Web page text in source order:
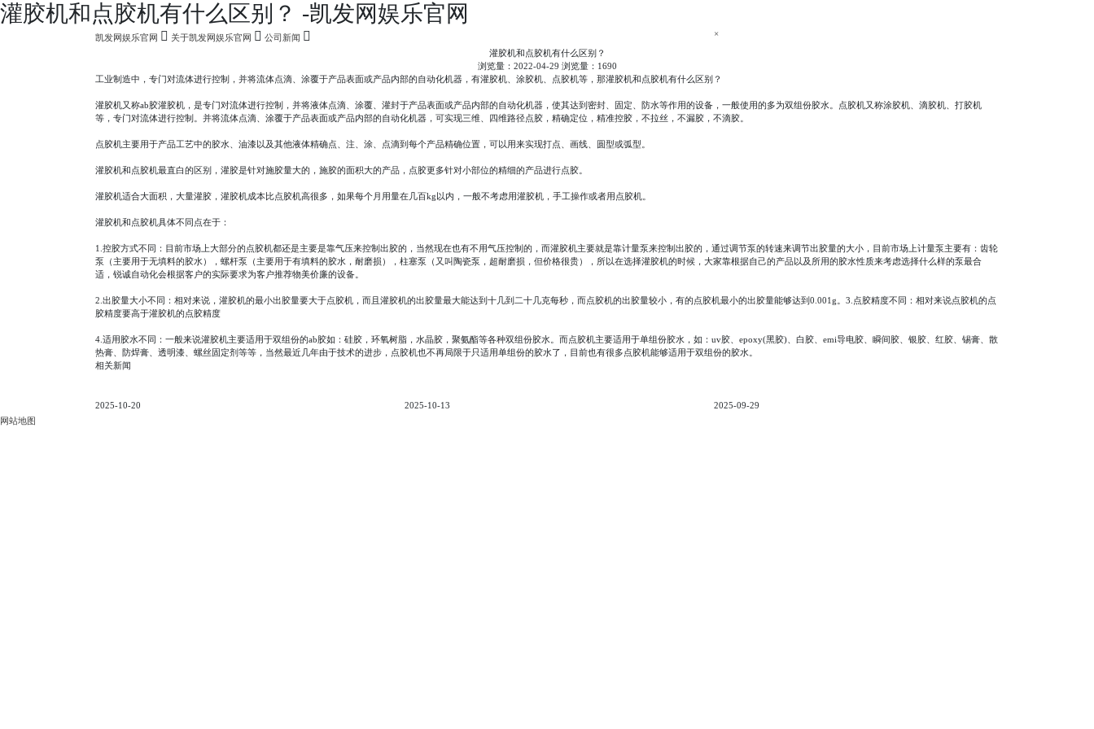
灌胶机和点胶机有什么区别？ -凯发网娱乐官网
凯发网娱乐官网 关于凯发网娱乐官网 公司新闻
×
灌胶机和点胶机有什么区别？
浏览量：2022-04-29 浏览量：1690
工业制造中，专门对流体进行控制，并将流体点滴、涂覆于产品表面或产品内部的自动化机器，有灌胶机、涂胶机、点胶机等，那灌胶机和点胶机有什么区别？
灌胶机又称ab胶灌胶机，是专门对流体进行控制，并将液体点滴、涂覆、灌封于产品表面或产品内部的自动化机器，使其达到密封、固定、防水等作用的设备，一般使用的多为双组份胶水。点胶机又称涂胶机、滴胶机、打胶机
等，专门对流体进行控制。并将流体点滴、涂覆于产品表面或产品内部的自动化机器，可实现三维、四维路径点胶，精确定位，精准控胶，不拉丝，不漏胶，不滴胶。
点胶机主要用于产品工艺中的胶水、油漆以及其他液体精确点、注、涂、点滴到每个产品精确位置，可以用来实现打点、画线、圆型或弧型。
灌胶机和点胶机最直白的区别，灌胶是针对施胶量大的，施胶的面积大的产品，点胶更多针对小部位的精细的产品进行点胶。
灌胶机适合大面积，大量灌胶，灌胶机成本比点胶机高很多，如果每个月用量在几百kg以内，一般不考虑用灌胶机，手工操作或者用点胶机。
灌胶机和点胶机具体不同点在于：
1.控胶方式不同：目前市场上大部分的点胶机都还是主要是靠气压来控制出胶的，当然现在也有不用气压控制的，而灌胶机主要就是靠计量泵来控制出胶的，通过调节泵的转速来调节出胶量的大小，目前市场上计量泵主要有：齿轮
泵（主要用于无填料的胶水），螺杆泵（主要用于有填料的胶水，耐磨损），柱塞泵（又叫陶瓷泵，超耐磨损，但价格很贵），所以在选择灌胶机的时候，大家靠根据自己的产品以及所用的胶水性质来考虑选择什么样的泵最合
适，锐诚自动化会根据客户的实际要求为客户推荐物美价廉的设备。
2.出胶量大小不同：相对来说，灌胶机的最小出胶量要大于点胶机，而且灌胶机的出胶量最大能达到十几到二十几克每秒，而点胶机的出胶量较小，有的点胶机最小的出胶量能够达到0.001g。3.点胶精度不同：相对来说点胶机的点
胶精度要高于灌胶机的点胶精度
4.适用胶水不同：一般来说灌胶机主要适用于双组份的ab胶如：硅胶，环氧树脂，水晶胶，聚氨酯等各种双组份胶水。而点胶机主要适用于单组份胶水，如：uv胶、epoxy(黑胶)、白胶、emi导电胶、瞬间胶、银胶、红胶、锡膏、散
热膏、防焊膏、透明漆、螺丝固定剂等等，当然最近几年由于技术的进步，点胶机也不再局限于只适用单组份的胶水了，目前也有很多点胶机能够适用于双组份的胶水。
相关新闻
2025-10-20 2025-10-13
2025-09-29
网站地图